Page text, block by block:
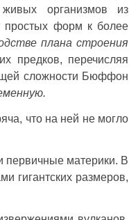
организмов из
простых форм к более
плана строения
предков, перечисляя
сложности Бюффон
что на ней не могло
первичные материки. В
гигантских размеров,